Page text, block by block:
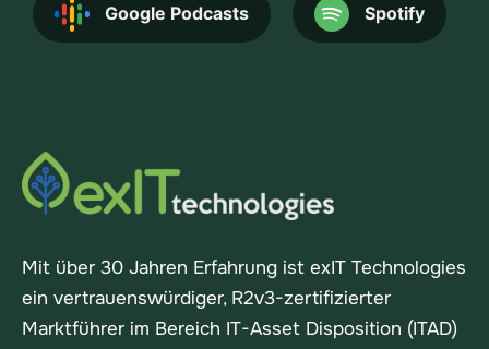
Google Podcasts Spotify
Mit über 30 Jahren Erfahrung ist exIT Technologies
ein vertrauenswürdiger, R2v3-zertifizierter
Marktführer im Bereich IT-Asset Disposition (ITAD)